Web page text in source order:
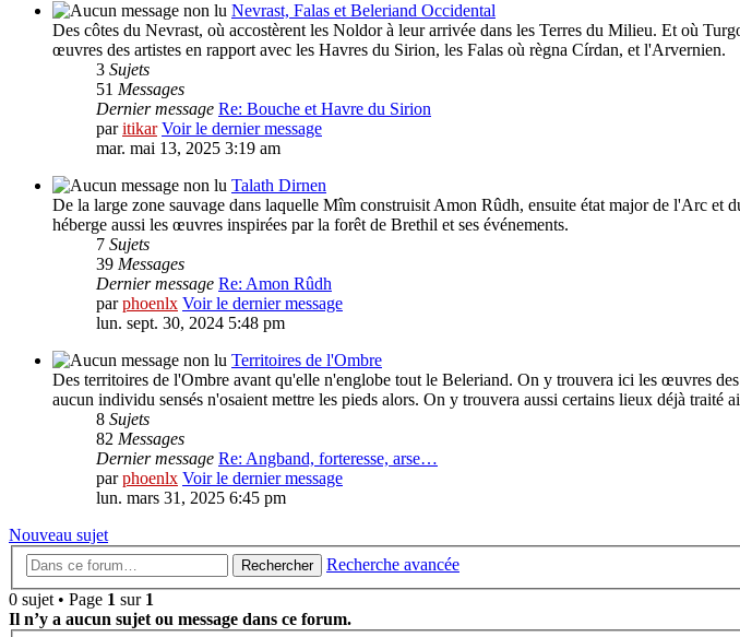
Nevrast, Falas et Beleriand Occidental
Des côtes du Nevrast, où accostèrent les Noldor à leur arrivée dans les Terres du Milieu. Et où
œuvres des artistes en rapport avec les Havres du Sirion, les Falas où règna Círdan, et l'Arvernien.
3 Sujets
51 Messages
Dernier message Re: Bouche et Havre du Sirion
paritikar Voir le dernier message
mar. mai 13, 2025 3:19 am
Talath Dirnen
De la large zone sauvage dans laquelle Mîm construisit Amon Rûdh, ensuite état major de l'Arc
héberge aussi les œuvres inspirées par la forêt de Brethil et ses événements.
7 Sujets
39 Messages
Dernier message Re: Amon Rûdh
parphoenlx Voir le dernier message
lun. sept. 30, 2024 5:48 pm
Territoires de l'Ombre
Des territoires de l'Ombre avant qu'elle n'englobe tout le Beleriand. On y trouvera ici les œuvres
aucun individu sensés n'osaient mettre les pieds alors. On y trouvera aussi certains lieux déjà
8 Sujets
82 Messages
Dernier message Re: Angband, forteresse, arse…
parphoenlx Voir le dernier message
lun. mars 31, 2025 6:45 pm
Nouveau sujet
Rechercher
Recherche avancée
0 sujet • Page 1 sur 1
Il n’y a aucun sujet ou message dans ce forum.